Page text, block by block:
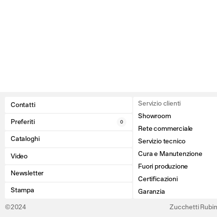
Contatti
Preferiti 0
Cataloghi
Video
Newsletter
Stampa
Servizio clienti
Showroom
Rete commerciale
Servizio tecnico
Cura e Manutenzione
Fuori produzione
Certificazioni
Garanzia
©2024 Zucchetti